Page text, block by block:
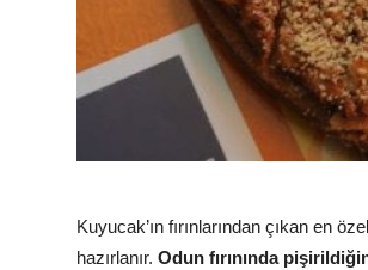
Kuyucak’ın fırınlarından çıkan en
hazırlanır. Odun fırınında